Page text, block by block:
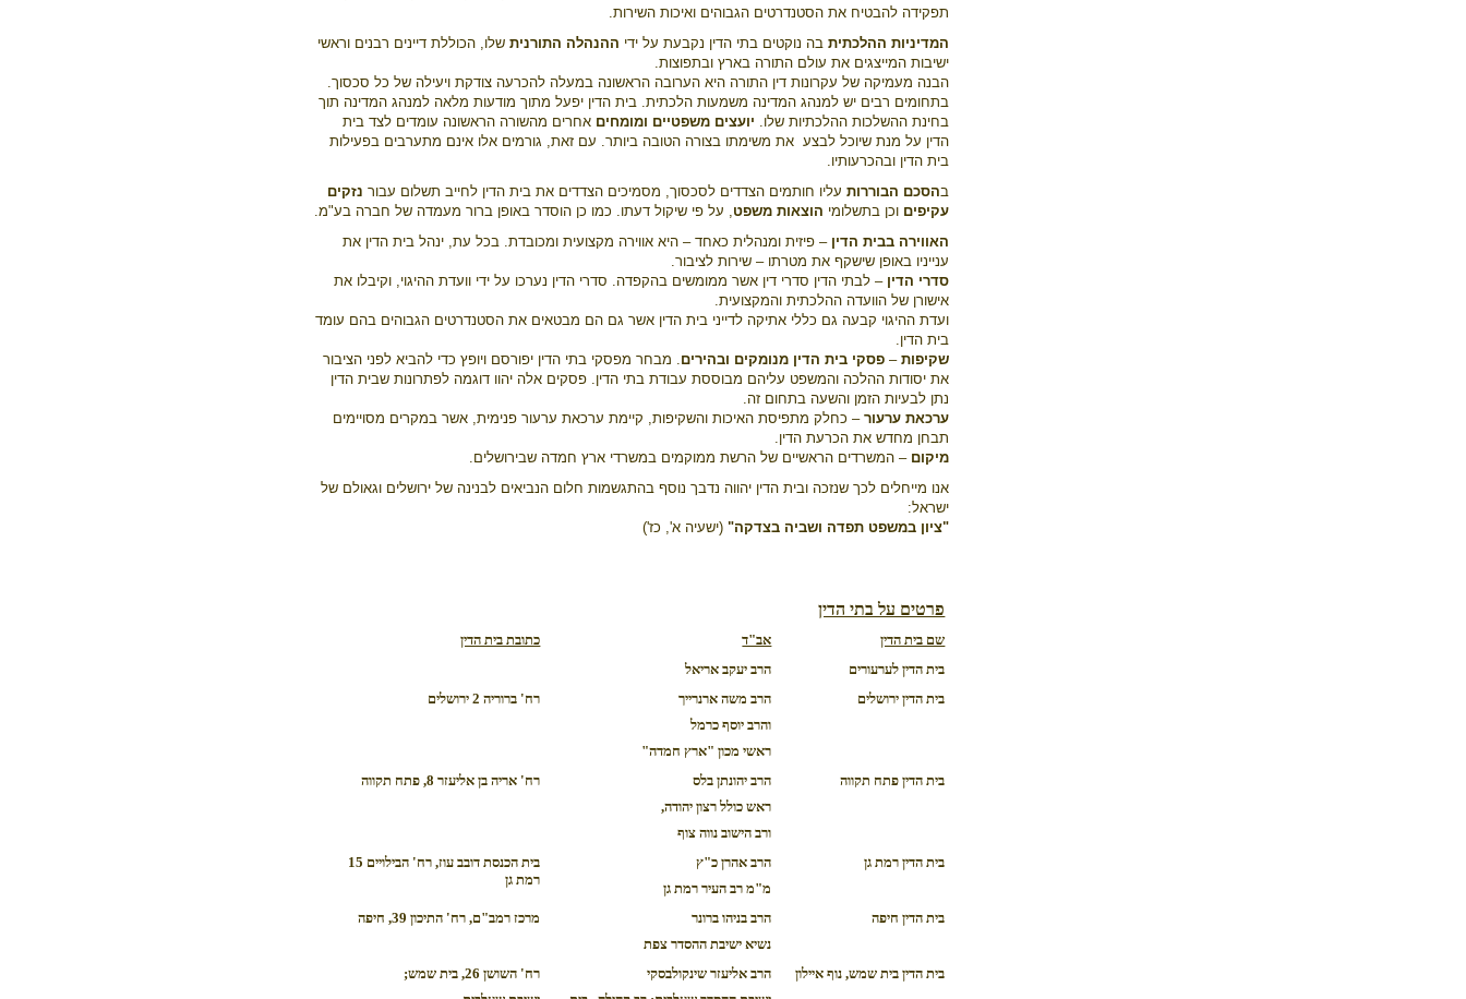
תפקידה להבטיח את הסטנדרטים הגבוהים ואיכות השירות.
המדיניות ההלכתית בה נוקטים בתי הדין נקבעת על ידי ההנהלה התורנית שלו, הכוללת דיינים רבנים וראשי
ישיבות המייצגים את עולם התורה בארץ ובתפוצות.
הבנה מעמיקה של עקרונות דין התורה היא הערובה הראשונה במעלה להכרעה צודקת ויעילה של כל סכסוך.
בתחומים רבים יש למנהג המדינה משמעות הלכתית. בית הדין יפעל מתוך מודעות מלאה למנהג המדינה תוך
בחינת ההשלכות ההלכתיות שלו. יועצים משפטיים ומומחים אחרים מהשורה הראשונה עומדים לצד בית
הדין על מנת שיוכל לבצע את משימתו בצורה הטובה ביותר. עם זאת, גורמים אלו אינם מתערבים בפעילות
בית הדין ובהכרעותיו.
בהסכם הבוררות עליו חותמים הצדדים לסכסוך, מסמיכים הצדדים את בית הדין לחייב תשלום עבור נזקים
עקיפים וכן בתשלומי הוצאות משפט, על פי שיקול דעתו. כמו כן הוסדר באופן ברור מעמדה של חברה בע"מ.
האווירה בבית הדין – פיזית ומנהלית כאחד – היא אווירה מקצועית ומכובדת. בכל עת, ינהל בית הדין את
ענייניו באופן שישקף את מטרתו – שירות לציבור.
סדרי הדין – לבתי הדין סדרי דין אשר ממומשים בהקפדה. סדרי הדין נערכו על ידי וועדת ההיגוי, וקיבלו את
אישורן של הוועדה ההלכתית והמקצועית.
ועדת ההיגוי קבעה גם כללי אתיקה לדייני בית הדין אשר גם הם מבטאים את הסטנדרטים הגבוהים בהם עומד
בית הדין.
שקיפות – פסקי בית הדין מנומקים ובהירים. מבחר מפסקי בתי הדין יפורסם ויופץ כדי להביא לפני הציבור
את יסודות ההלכה והמשפט עליהם מבוססת עבודת בתי הדין. פסקים אלה יהוו דוגמה לפתרונות שבית הדין
נתן לבעיות הזמן והשעה בתחום זה.
ערכאת ערעור – כחלק מתפיסת האיכות והשקיפות, קיימת ערכאת ערעור פנימית, אשר במקרים מסויימים
תבחן מחדש את הכרעת הדין.
מיקום – המשרדים הראשיים של הרשת ממוקמים במשרדי ארץ חמדה שבירושלים.
אנו מייחלים לכך שנזכה ובית הדין יהווה נדבך נוסף בהתגשמות חלום הנביאים לבנינה של ירושלים וגאולם של
ישראל:
"ציון במשפט תפדה ושביה בצדקה" (ישעיה א', כז')
פרטים על בתי הדין
שם בית הדין אב"ד
כתובת בית הדין
בית הדין לערעורים
הרב יעקב אריאל
בית הדין ירושלים
הרב משה ארנרייך
והרב יוסף כרמל
ראשי מכון "ארץ חמדה"
רח' ברוריה 2 ירושלים
בית הדין פתח תקווה
הרב יהונתן בלס
ראש כולל רצון יהודה,
ורב הישוב נווה צוף
רח' אריה בן אליעזר 8, פתח תקווה
בית הדין רמת גן
הרב אהרן כ"ץ
מ"מ רב העיר רמת גן
בית הכנסת דובב עוז, רח' הבילויים 15
רמת גן
בית הדין חיפה
הרב בניהו ברונר
נשיא ישיבת ההסדר צפת
מרכז רמב"ם, רח' התיכון 39, חיפה
בית הדין בית שמש, נוף איילון
הרב אליעזר שינקולבסקי
רח' השושן 26, בית שמש;